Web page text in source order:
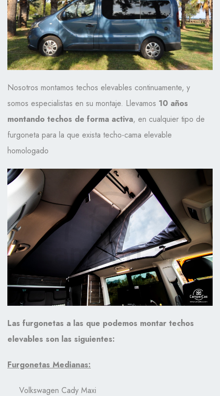
Nosotros montamos techos elevables continuamente, y
somos especialistas en su montaje. Llevamos 10 años
montando techos de forma activa, en cualquier tipo de
furgoneta para la que exista techo-cama elevable
homologado
Las furgonetas a las que podemos montar techos
elevables son las siguientes:
Furgonetas Medianas:
Volkswagen Cady Maxi